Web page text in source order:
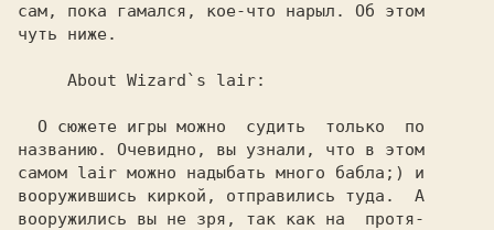
сам, пока гaмaлся, кое-что нарыл. Об этом
чуть ниже.
названию. Очевидно, вы узнали, что в этом
самом lair можно надыбать много бабла;) и
вооружившись киркой, отправились туда.  А